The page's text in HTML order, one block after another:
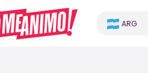
ARG